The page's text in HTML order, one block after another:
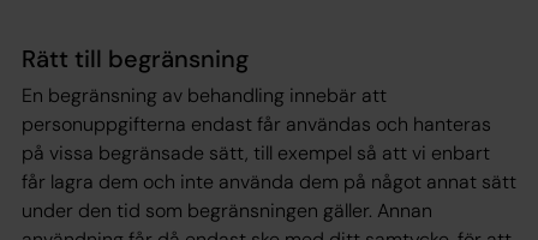
Rätt till begränsning
En begränsning av behandling innebär att
personuppgifterna endast får användas och hanteras
på vissa begränsade sätt, till exempel så att vi enbart
får lagra dem och inte använda dem på något annat sätt
under den tid som begränsningen gäller. Annan